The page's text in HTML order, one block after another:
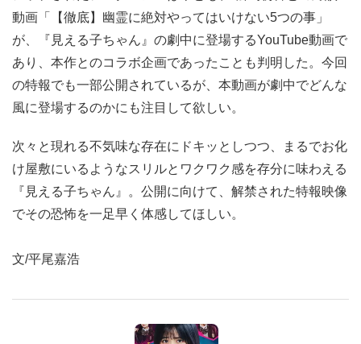
動画「【徹底】幽霊に絶対やってはいけない5つの事」
が、『見える子ちゃん』の劇中に登場するYouTube動画で
あり、本作とのコラボ企画であったことも判明した。今回
の特報でも一部公開されているが、本動画が劇中でどんな
風に登場するのかにも注目して欲しい。
次々と現れる不気味な存在にドキッとしつつ、まるでお化
け屋敷にいるようなスリルとワクワク感を存分に味わえる
『見える子ちゃん』。公開に向けて、解禁された特報映像
でその恐怖を一足早く体感してほしい。
文/平尾嘉浩